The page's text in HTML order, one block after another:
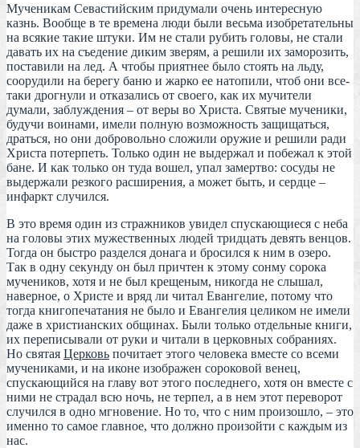
Мученикам Севастийским придумали очень интересную
казнь. Вообще в те времена люди были весьма изобретательны
на всякие такие штуки. Им не стали рубить головы, не стали
давать их на съедение диким зверям, а решили их заморозить,
поставили на лед. А чтобы приятнее было стоять на льду,
соорудили на берегу баню и жарко ее натопили, чтоб они все-
таки дрогнули и отказались от своего, как их мучители
думали, заблуждения – от веры во Христа. Святые мученики,
будучи воинами, имели полную возможность защищаться,
драться, но они добровольно сложили оружие и решили ради
Христа потерпеть. Только один не выдержал и побежал к этой
бане. И как только он туда вошел, упал замертво: сосуды не
выдержали резкого расширения, а может быть, и сердце –
инфаркт случился.
В это время один из стражников увидел спускающиеся с неба
на головы этих мужественных людей тридцать девять венцов.
Тогда он быстро разделся донага и бросился к ним в озеро.
Так в одну секунду он был причтен к этому сонму сорока
мучеников, хотя и не был крещеным, никогда не слышал,
наверное, о Христе и вряд ли читал Евангелие, потому что
тогда книгопечатания не было и Евангелия целиком не имели
даже в христианских общинах. Были только отдельные книги,
их переписывали от руки и читали в церковных собраниях.
Но святая Церковь почитает этого человека вместе со всеми
мучениками, и на иконе изображен сороковой венец,
спускающийся на главу вот этого последнего, хотя он вместе с
ними не страдал всю ночь, не терпел, а в нем этот переворот
случился в одно мгновение. Но то, что с ним произошло, – это
именно то самое главное, что должно произойти с каждым из
нас.